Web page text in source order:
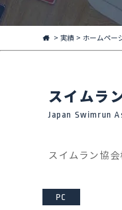
> 実績 > ホームペー
スイムラ
Japan Swimrun
スイムラン協
PC